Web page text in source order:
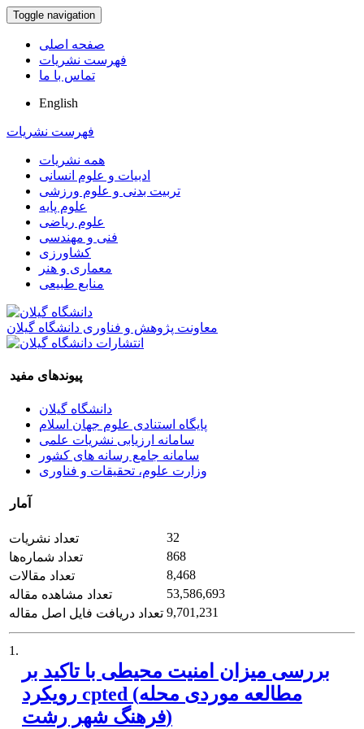
Toggle navigation
صفحه اصلی
فهرست نشریات
تماس با ما
English
فهرست نشریات
همه نشریات
ادبیات و علوم انسانی
تربیت بدنی و علوم ورزشی
علوم پایه
علوم ریاضی
فنی و مهندسی
کشاورزی
معماری و هنر
منابع طبیعی
معاونت پژوهش و فناوری دانشگاه گیلان
پیوندهای مفید
دانشگاه گیلان
پایگاه استنادی علوم جهان اسلام
سامانه ارزیابی نشریات علمی
سامانه جامع رسانه های کشور
وزارت علوم، تحقیقات و فناوری
آمار
تعداد نشریات
32
تعداد شماره‌ها
868
تعداد مقالات
8,468
تعداد مشاهده مقاله
53,586,693
تعداد دریافت فایل اصل مقاله 9,701,231
1.
بررسی میزان امنیت محیطی با تاکید بر
رویکرد cpted (مطالعه موردی محله
فرهنگ شهر رشت)